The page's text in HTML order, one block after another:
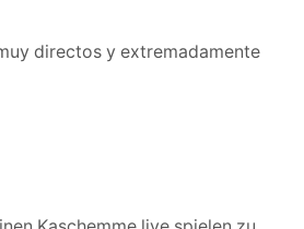
directos y extremadamente